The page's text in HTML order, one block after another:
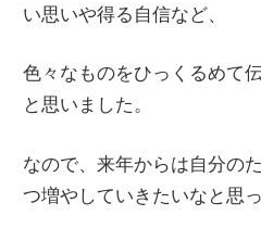
い思いや得る自信など、
色々なものをひっくるめて
と思いました。
なので、来年からは自分の
つ増やしていきたいなと思っ